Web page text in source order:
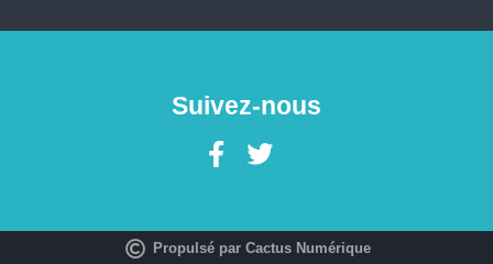
Suivez-nous
Propulsé par Cactus Numérique